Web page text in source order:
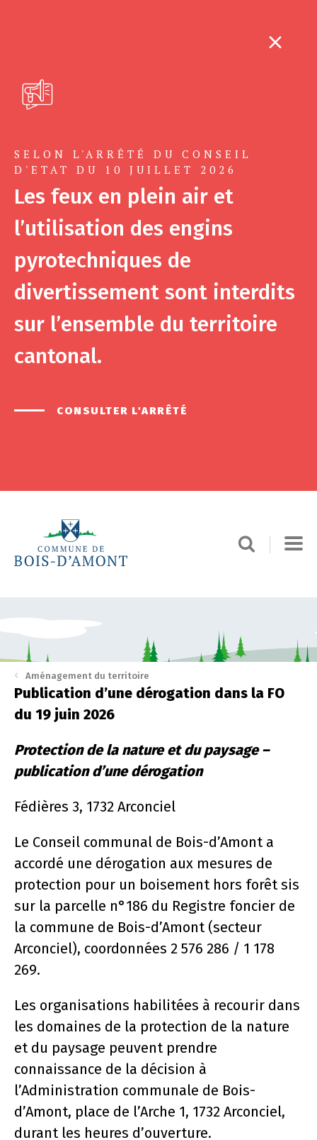
SELON L'ARRÊTÉ DU CONSEIL
D'ETAT DU 10 JUILLET 2026
Les feux en plein air et
l’utilisation des engins
pyrotechniques de
divertissement sont interdits
sur l’ensemble du territoire
cantonal.
CONSULTER L'ARRÊTÉ
Aménagement du territoire
Publication d’une dérogation dans la FO
du 19 juin 2026
Protection de la nature et du paysage –
publication d’une dérogation
Fédières 3, 1732 Arconciel
Le Conseil communal de Bois-d’Amont a
accordé une dérogation aux mesures de
protection pour un boisement hors forêt sis
sur la parcelle n°186 du Registre foncier de
la commune de Bois-d’Amont (secteur
Arconciel), coordonnées 2 576 286 / 1 178
269.
Les organisations habilitées à recourir dans
les domaines de la protection de la nature
et du paysage peuvent prendre
connaissance de la décision à
l’Administration communale de Bois-
d’Amont, place de l’Arche 1, 1732 Arconciel,
durant les heures d’ouverture.